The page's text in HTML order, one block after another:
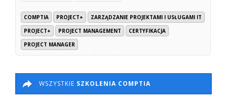
COMPTIA PROJECT+
ZARZĄDZANIE PROJEKTAMI I USŁUGAMI IT
PROJECT+
PROJECT MANAGEMENT
CERTYFIKACJA
PROJECT MANAGER
WSZYSTKIE SZKOLENIA COMPTIA